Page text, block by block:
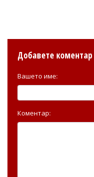
Добавете коментар
Вашето име:
Коментар: